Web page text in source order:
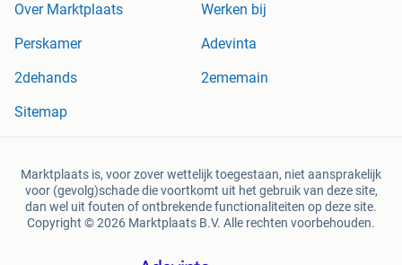
Over Marktplaats
Werken bij
Perskamer
Adevinta
2dehands
2ememain
Sitemap
Marktplaats is, voor zover wettelijk toegestaan, niet aansprakelijk
voor (gevolg)schade die voortkomt uit het gebruik van deze site,
dan wel uit fouten of ontbrekende functionaliteiten op deze site.
Copyright © 2026 Marktplaats B.V. Alle rechten voorbehouden.